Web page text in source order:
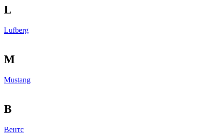
L
Lufberg
M
Mustang
В
Вентс